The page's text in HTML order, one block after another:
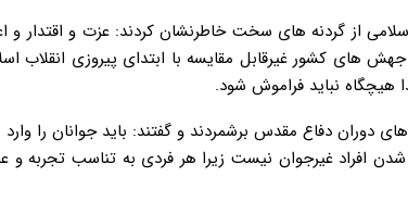
از گردنه های سخت خاطرنشان کردند: عزت و اقتدار و
های کشور غیرقابل مقایسه با ابتدای پیروزی انقلاب
هیچگاه نباید فراموش شود.
دوران دفاع مقدس برشمردند و گفتند: باید جوانان را وارد
شدن افراد غیرجوان نیست زیرا هر فردی به تناسب تجربه و